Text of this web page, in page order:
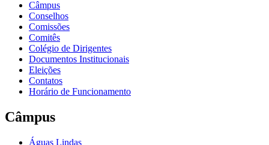
Câmpus
Conselhos
Comissões
Comitês
Colégio de Dirigentes
Documentos Institucionais
Eleições
Contatos
Horário de Funcionamento
Câmpus
Águas Lindas